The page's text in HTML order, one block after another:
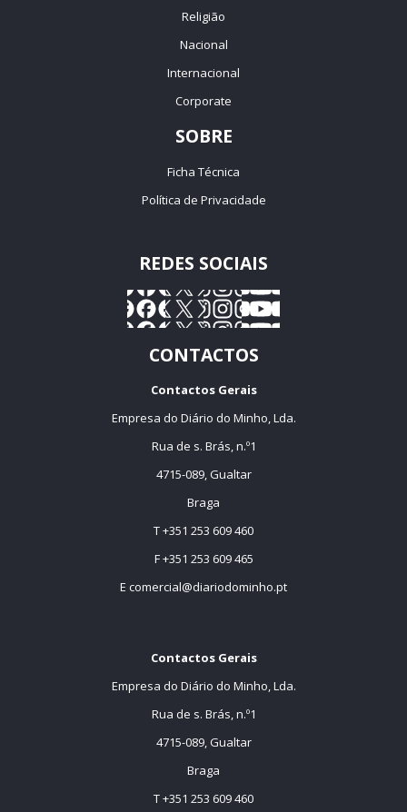
Religião
Nacional
Internacional
Corporate
SOBRE
Ficha Técnica
Política de Privacidade
REDES SOCIAIS
CONTACTOS
Contactos Gerais
Empresa do Diário do Minho, Lda.
Rua de s. Brás, n.º1
4715-089, Gualtar
Braga
T +351 253 609 460
F +351 253 609 465
E comercial@diariodominho.pt
Contactos Gerais
Empresa do Diário do Minho, Lda.
Rua de s. Brás, n.º1
4715-089, Gualtar
Braga
T +351 253 609 460